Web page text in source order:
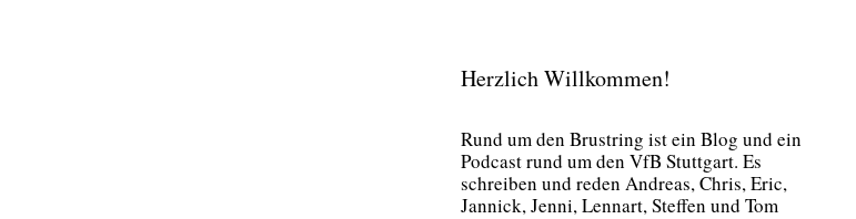
Herzlich Willkommen!
Rund um den Brust­ring ist ein Blog und ein
Pod­cast rund um den VfB Stutt­gart. Es
schrei­ben und reden Andre­as, Chris, Eric,
Jan­nick, Jen­ni, Lenn­art, Stef­fen und Tom